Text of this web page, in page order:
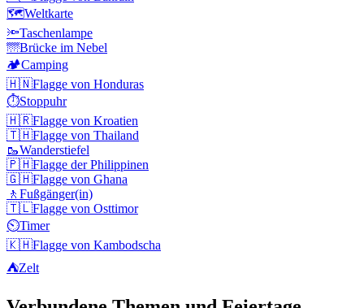
🗺️Weltkarte
🔦Taschenlampe
🌁Brücke im Nebel
🏕️Camping
🇭🇳Flagge von Honduras
⏱️Stoppuhr
🇭🇷Flagge von Kroatien
🇹🇭Flagge von Thailand
🥾Wanderstiefel
🇵🇭Flagge der Philippinen
🇬🇭Flagge von Ghana
🚶 Fußgänger(in)
🇹🇱Flagge von Osttimor
⏲️Timer
🇰🇭Flagge von Kambodscha
⛺Zelt